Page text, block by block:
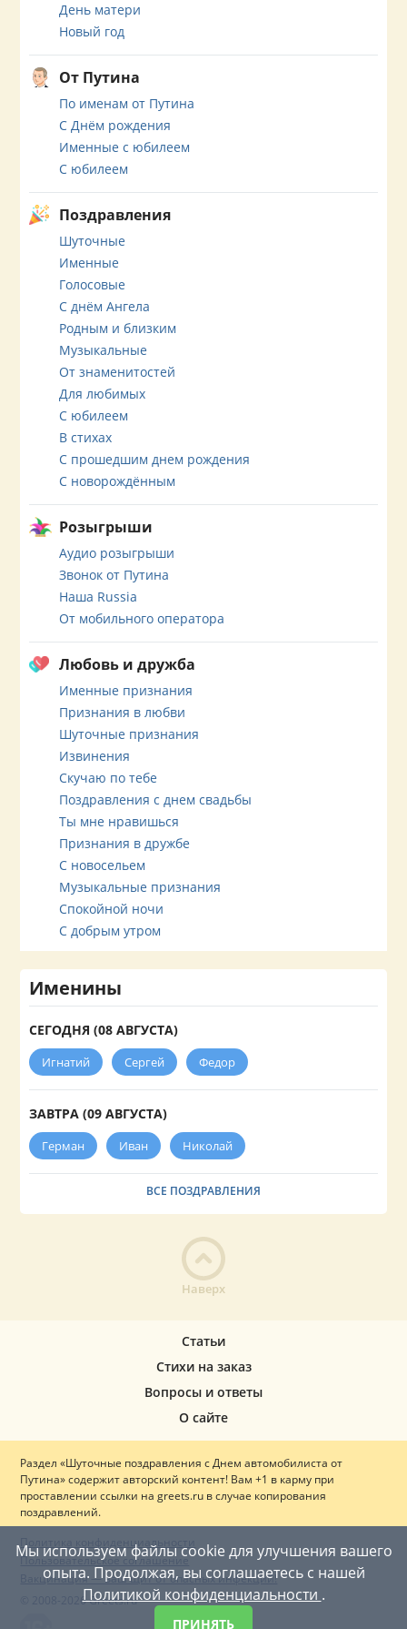
День матери
Новый год
От Путина
По именам от Путина
С Днём рождения
Именные с юбилеем
С юбилеем
Поздравления
Шуточные
Именные
Голосовые
С днём Ангела
Родным и близким
Музыкальные
От знаменитостей
Для любимых
С юбилеем
В стихах
С прошедшим днем рождения
С новорождённым
Розыгрыши
Аудио розыгрыши
Звонок от Путина
Наша Russia
От мобильного оператора
Любовь и дружба
Именные признания
Признания в любви
Шуточные признания
Извинения
Скучаю по тебе
Поздравления с днем свадьбы
Ты мне нравишься
Признания в дружбе
С новосельем
Музыкальные признания
Спокойной ночи
С добрым утром
Именины
СЕГОДНЯ (08 АВГУСТА)
Игнатий Сергей Федор
ЗАВТРА (09 АВГУСТА)
Герман Иван Николай
ВСЕ ПОЗДРАВЛЕНИЯ
Наверх
Мы используем файлы cookie для улучшения вашего
опыта. Продолжая, вы соглашаетесь с нашей
Политикой конфиденциальности .
ПРИНЯТЬ
Статьи
Стихи на заказ
Вопросы и ответы
О сайте
Раздел «Шуточные поздравления с Днем автомобилиста от
Путина» содержит авторский контент! Вам +1 в карму при
проставлении ссылки на greets.ru в случае копирования
поздравлений.
Политика конфиденциальности
Пользовательское соглашение
Вакцинация — ваш щит от опасных инфекций!
© 2008-2026 Greets.ru